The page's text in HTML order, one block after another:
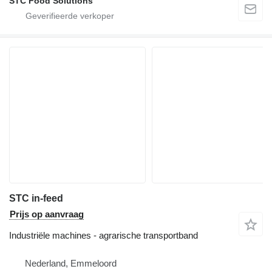
STC in-feed
Prijs op aanvraag
Industriële machines - agrarische transportband
Nederland, Emmeloord